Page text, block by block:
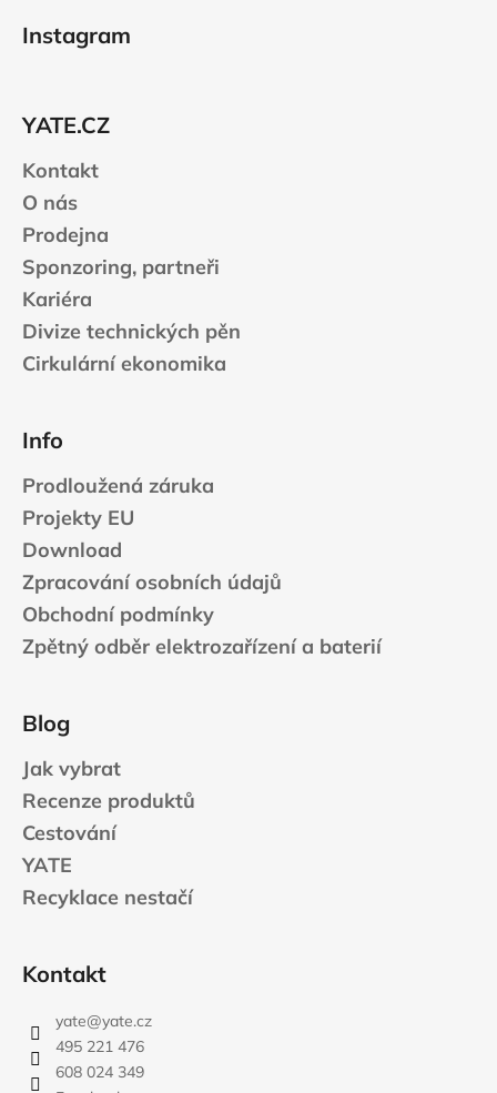
Instagram
YATE.CZ
Kontakt
O nás
Prodejna
Sponzoring, partneři
Kariéra
Divize technických pěn
Cirkulární ekonomika
Info
Prodloužená záruka
Projekty EU
Download
Zpracování osobních údajů
Obchodní podmínky
Zpětný odběr elektrozařízení a baterií
Blog
Jak vybrat
Recenze produktů
Cestování
YATE
Recyklace nestačí
Kontakt
yate@yate.cz
495 221 476
608 024 349